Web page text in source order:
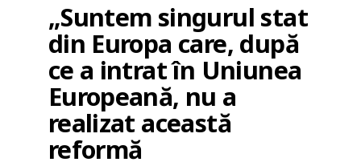
„Suntem singurul stat
din Europa care, după
ce a intrat în Uniunea
Europeană, nu a
realizat această
reformă